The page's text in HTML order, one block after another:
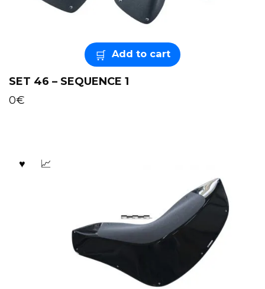
Add to cart
SET 46 – SEQUENCE 1
0€